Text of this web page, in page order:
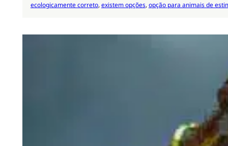
ecologicamente correto, existem opções, opção para animais de